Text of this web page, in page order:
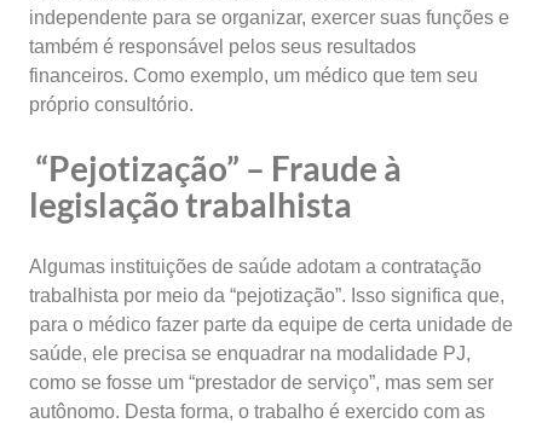
independente para se organizar, exercer suas funções e
também é responsável pelos seus resultados
financeiros. Como exemplo, um médico que tem seu
próprio consultório.
“Pejotização” – Fraude à
legislação trabalhista
Algumas instituições de saúde adotam a contratação
trabalhista por meio da “pejotização”. Isso significa que,
para o médico fazer parte da equipe de certa unidade de
saúde, ele precisa se enquadrar na modalidade PJ,
como se fosse um “prestador de serviço”, mas sem ser
autônomo. Desta forma, o trabalho é exercido com as